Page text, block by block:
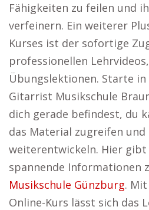
Fähigkeiten zu feilen und
verfeinern. Ein weiterer
Kurses ist der sofortige
professionellen
Übungslektionen. Starte
Gitarrist Musikschule
dich gerade befindest, du
das Material zugreifen
weiterentwickeln. Hier gibt
spannende Informationen
Musikschule Günzburg.
Online-Kurs lässt sich das